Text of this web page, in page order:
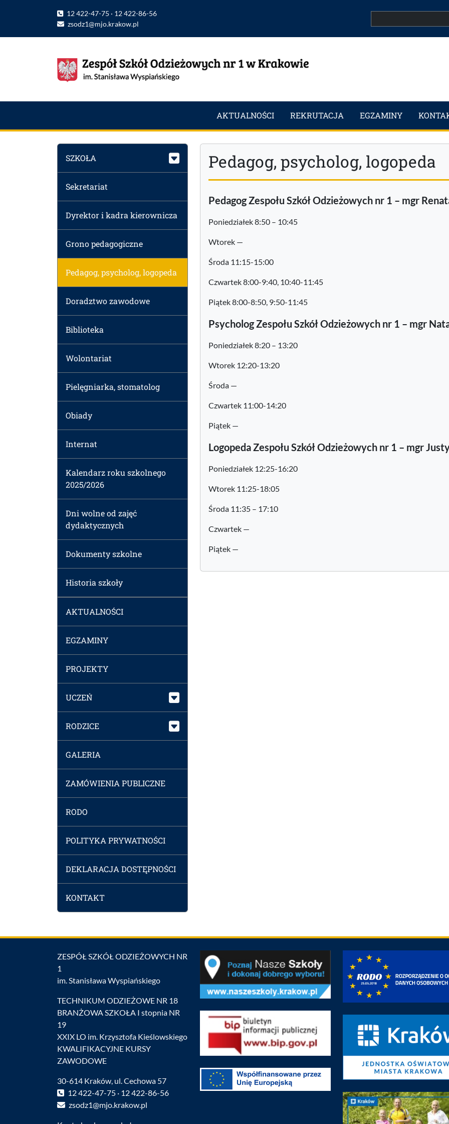
12 422-47-75 · 12 422-86-56
zsodz1@mjo.krakow.pl
AKTUALNOŚCI REKRUTACJA EGZAMINY
SZKOŁA
Sekretariat
Dyrektor i kadra kierownicza
Grono pedagogiczne
Pedagog, psycholog, logopeda
Doradztwo zawodowe
Biblioteka
Wolontariat
Pielęgniarka, stomatolog
Obiady
Internat
Kalendarz roku szkolnego
2025/2026
Dni wolne od zajęć
dydaktycznych
Dokumenty szkolne
Historia szkoły
AKTUALNOŚCI
EGZAMINY
PROJEKTY
UCZEŃ
RODZICE
GALERIA
ZAMÓWIENIA PUBLICZNE
RODO
POLITYKA PRYWATNOŚCI
DEKLARACJA DOSTĘPNOŚCI
KONTAKT
Pedagog, psycholog, logopeda
Pedagog Zespołu Szkół Odzieżowych nr 1 – mgr
Poniedziałek 8:50 – 10:45
Wtorek —
Środa 11:15-15:00
Czwartek 8:00-9:40, 10:40-11:45
Piątek 8:00-8:50, 9:50-11:45
Psycholog Zespołu Szkół Odzieżowych nr 1 – mgr
Poniedziałek 8:20 – 13:20
Wtorek 12:20-13:20
Środa —
Czwartek 11:00-14:20
Piątek —
Logopeda Zespołu Szkół Odzieżowych nr 1 – mgr
Poniedziałek 12:25-16:20
Wtorek 11:25-18:05
Środa 11:35 – 17:10
Czwartek —
Piątek —
ZESPÓŁ SZKÓŁ ODZIEŻOWYCH NR
1
im. Stanisława Wyspiańskiego
TECHNIKUM ODZIEŻOWE NR 18
BRANŻOWA SZKOŁA I stopnia NR
19
XXIX LO im. Krzysztofa Kieślowskiego
KWALIFIKACYJNE KURSY
ZAWODOWE
30-614 Kraków, ul. Cechowa 57
12 422-47-75 · 12 422-86-56
zsodz1@mjo.krakow.pl